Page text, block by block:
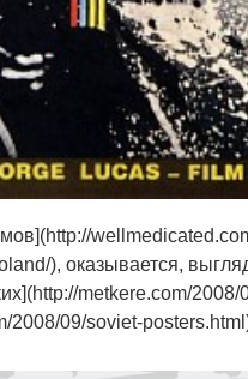
), оказывается,
metkere.com/
2008/09/soviet-